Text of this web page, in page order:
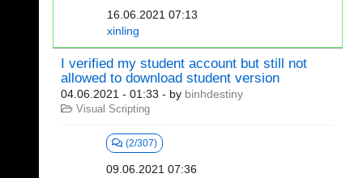
16.06.2021 07:13
xinling
I verified my student account but still not
allowed to download student version
04.06.2021 - 01:33 - by binhdestiny
Visual Scripting
(2/307)
09.06.2021 07:36